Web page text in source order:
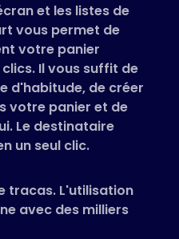
et les listes de
vous permet de
votre panier
Il vous suffit de
d'habitude, de créer
votre panier et de
Le destinataire
un seul clic.
tracas. L'utilisation
avec des milliers